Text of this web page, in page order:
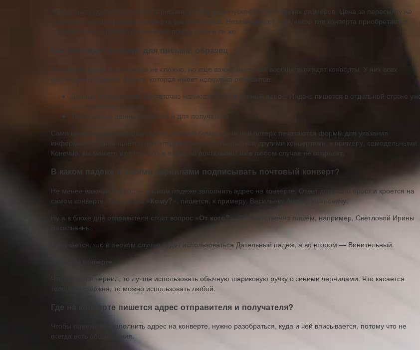
Чтобы было удобнее отправлять письма, конверты выпускаются нескольких размеров. Цена за пересылку не
изменится, но цена самого конверта увеличивается. Независимо от того, какой тип конверта приобретается
отправителем, правила заполнения всегда одни и те же.
Как выглядит конверт для письма: образец
Заполнить адрес на конверте не сложно, но еще важно знать, как вообще выглядят конверты. У них всех
используется единая форма, которая имеет несколько реквизитов:
Данные отправителя. Достаточно написать ФИО и полный адрес. Индекс пишется в отдельной строке уже
под основным блоком
Те же самые данные пишутся и для получателя
Сами конверты изготавливаются из плотной бумаги и на ней поверх печатаются формы для указания
информации. Запрещается для отправки писем пользоваться другими концертами, к примеру, самодельными.
Конечно, вы можете их отпустить в ящик, но почтальоны их в любом случае не отправят.
В каком падеже и какими чернилами подписывать почтовый конверт?
Не менее важный вопрос — в каком падеже заполнить адрес на конверте. Ответ довольно прост и кроется на
самом конверте. Так, в поле
«Кому?» , пишется, к примеру, Васильеву Антону Ивановичу.
Ну а в блоке для отправителя стоит вопрос «От кого?»
. Соответственно пишем, например, Светловой Ирины
Васильевны.
Получается, что в первом случае будет использоваться Дательный падеж, а во втором — Винительный.
Адрес на конверте
Что касается чернил, то лучше использовать обычную шариковую ручку с синими чернилами. Что касается
толщины стержня, то можно использовать любой.
Где на конверте пишется адрес отправителя и получателя?
Чтобы понять, как заполнить адрес на конверте, нужно разобраться, куда и чей вписывается, потому что не
всегда есть обозначения.